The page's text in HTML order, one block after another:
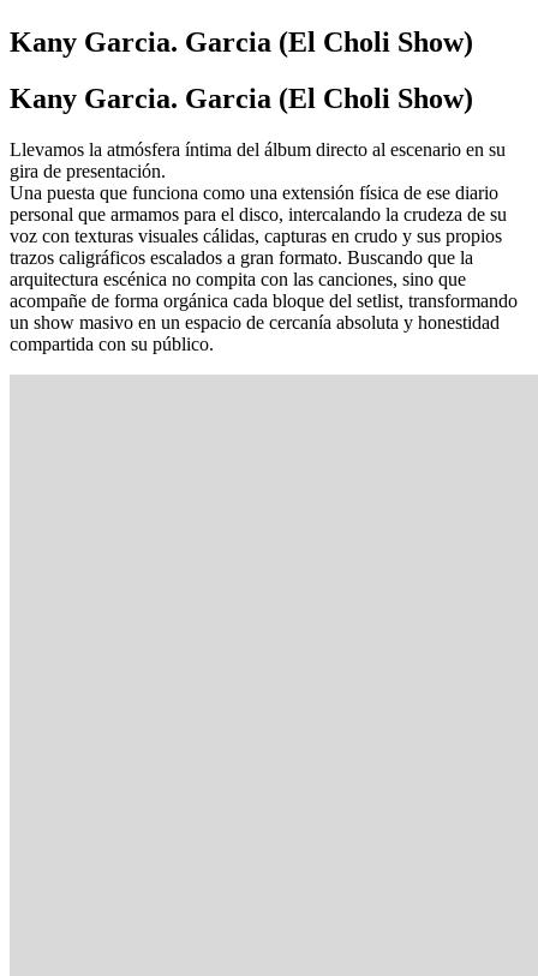
Kany Garcia. Garcia (El Choli Show)
Kany Garcia. Garcia (El Choli Show)
Llevamos la atmósfera íntima del álbum directo al escenario en su
gira de presentación.
Una puesta que funciona como una extensión física de ese diario
personal que armamos para el disco, intercalando la crudeza de su
voz con texturas visuales cálidas, capturas en crudo y sus propios
trazos caligráficos escalados a gran formato. Buscando que la
arquitectura escénica no compita con las canciones, sino que
acompañe de forma orgánica cada bloque del setlist, transformando
un show masivo en un espacio de cercanía absoluta y honestidad
compartida con su público.